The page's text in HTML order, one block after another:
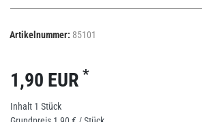
Artikelnummer: 85101
1,90 EUR *
Inhalt 1 Stück